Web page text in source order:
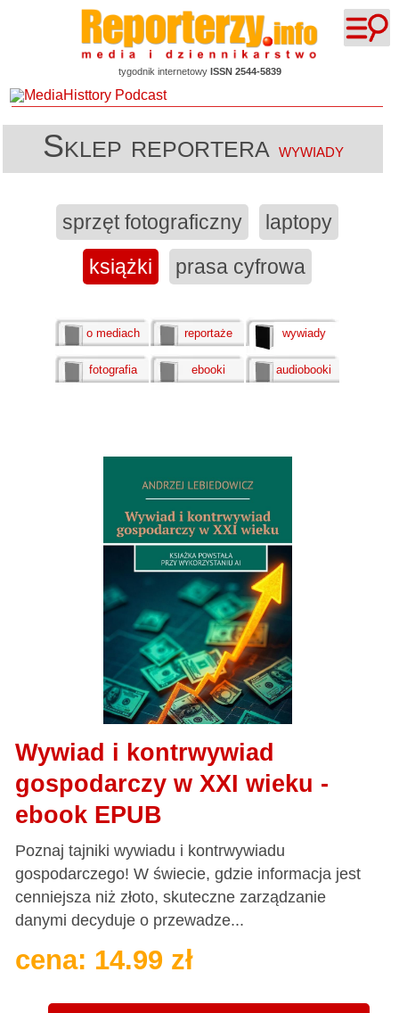
tygodnik internetowy ISSN 2544-5839
Sklep reportera wywiady
sprzęt fotograficzny
laptopy
książki
prasa cyfrowa
o mediach reportaże wywiady
fotografia ebooki audiobooki
Wywiad i kontrwywiad
gospodarczy w XXI wieku -
ebook EPUB
Poznaj tajniki wywiadu i kontrwywiadu
gospodarczego! W świecie, gdzie informacja jest
cenniejsza niż złoto, skuteczne zarządzanie
danymi decyduje o przewadze...
cena: 14.99 zł